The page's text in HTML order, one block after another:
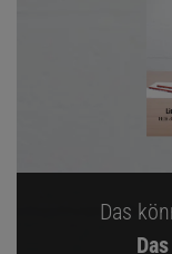
Das